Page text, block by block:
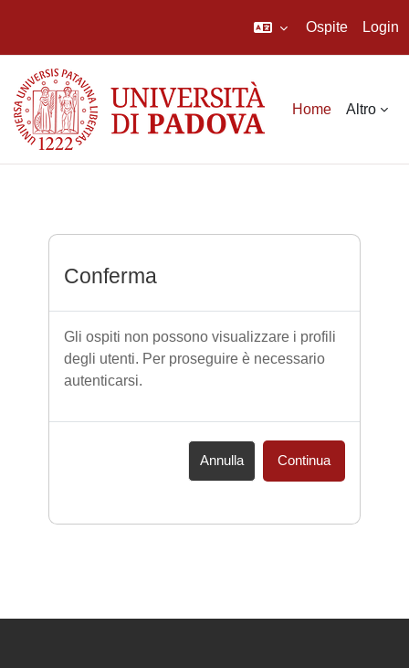
Ospite Login
Home Altro
Conferma
Gli ospiti non possono visualizzare i profili
degli utenti. Per proseguire è necessario
autenticarsi.
Annulla Continua